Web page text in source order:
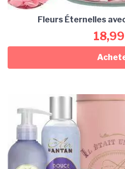
Fleurs Éternelles
18,99